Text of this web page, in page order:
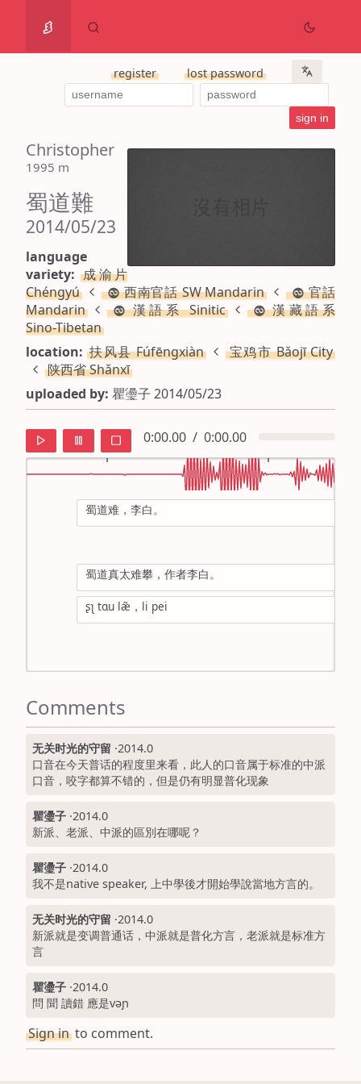
register lost password
Christopher
1995 m
蜀道難
2014/05/23
language
variety:成渝片
Chéngyú
西南官話 SW Mandarin
官話
Mandarin
漢語系 Sinitic
漢藏語系
Sino-Tibetan
location:扶风县 Fúfēngxiàn
宝鸡市 Bǎojī City
陕西省 Shǎnxī
uploaded by: 瞿璗子 2014/05/23
0:00.00 / 0:00.00
蜀道难，李白。
蜀道真太难攀，作者李白。
ʂʅ tɑu læ̃，li pei
Comments
无关时光的守留 ·2014.0
口音在今天普话的程度里来看，此人的口音属于标准的中派
口音，咬字都算不错的，但是仍有明显普化现象
瞿璗子 ·2014.0
新派、老派、中派的區別在哪呢？
瞿璗子 ·2014.0
我不是native speaker, 上中學後才開始學說當地方言的。
无关时光的守留 ·2014.0
新派就是变调普通话，中派就是普化方言，老派就是标准方
言
瞿璗子 ·2014.0
問 聞 讀錯 應是vəɲ
Sign in to comment.